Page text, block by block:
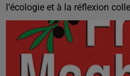
l’écologie et à la réflexion